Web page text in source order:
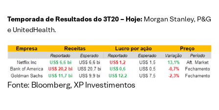
Temporada de Resultados do 3T20 – Hoje: Morgan Stanley, P&G
e UnitedHealth.
Fonte: Bloomberg, XP Investimentos